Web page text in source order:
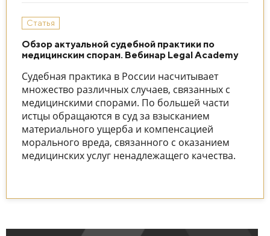
Статья
Обзор актуальной судебной практики по
медицинским спорам. Вебинар Legal Academy
Судебная практика в России насчитывает
множество различных случаев, связанных с
медицинскими спорами. По большей части
истцы обращаются в суд за взысканием
материального ущерба и компенсацией
морального вреда, связанного с оказанием
медицинских услуг ненадлежащего качества.